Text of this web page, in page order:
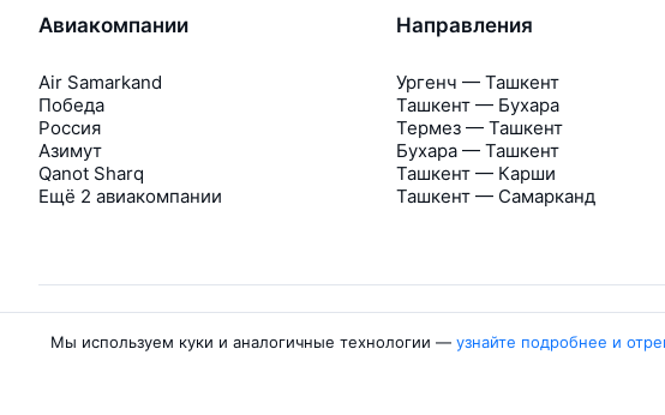
Авиакомпании
Air Samarkand
Победа
Россия
Азимут
Qanot Sharq
Ещё 2 авиакомпании
Направления
Ургенч — Ташкент
Ташкент — Бухара
Термез — Ташкент
Бухара — Ташкент
Ташкент — Карши
Ташкент — Самарканд
Мы используем куки и аналогичные технологии — узнайте подробнее и